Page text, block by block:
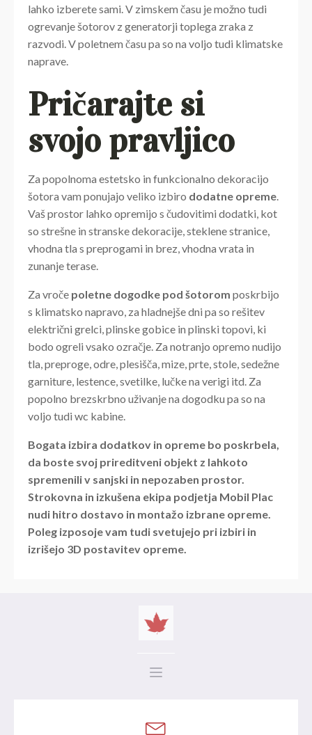
lahko izberete sami. V zimskem času je možno tudi
ogrevanje šotorov z generatorji toplega zraka z
razvodi. V poletnem času pa so na voljo tudi klimatske
naprave.
Pričarajte si
svojo pravljico
Za popolnoma estetsko in funkcionalno dekoracijo
šotora vam ponujajo veliko izbiro dodatne opreme.
Vaš prostor lahko opremijo s čudovitimi dodatki, kot
so strešne in stranske dekoracije, steklene stranice,
vhodna tla s preprogami in brez, vhodna vrata in
zunanje terase.
Za vroče poletne dogodke pod šotorom poskrbijo
s klimatsko napravo, za hladnejše dni pa so rešitev
električni grelci, plinske gobice in plinski topovi, ki
bodo ogreli vsako ozračje. Za notranjo opremo nudijo
tla, preproge, odre, plesišča, mize, prte, stole, sedežne
garniture, lestence, svetilke, lučke na verigi itd. Za
popolno brezskrbno uživanje na dogodku pa so na
voljo tudi wc kabine.
Bogata izbira dodatkov in opreme bo poskrbela,
da boste svoj prireditveni objekt z lahkoto
spremenili v sanjski in nepozaben prostor.
Strokovna in izkušena ekipa podjetja Mobil Plac
nudi hitro dostavo in montažo izbrane opreme.
Poleg izposoje vam tudi svetujejo pri izbiri in
izrišejo 3D postavitev opreme.